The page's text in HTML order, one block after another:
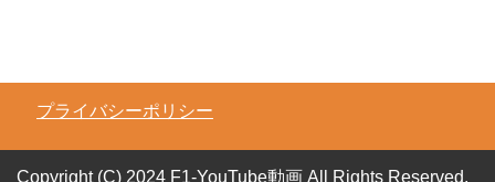
プライバシーポリシー
Copyright (C) 2024 F1-YouTube動画 All Rights Reserved.